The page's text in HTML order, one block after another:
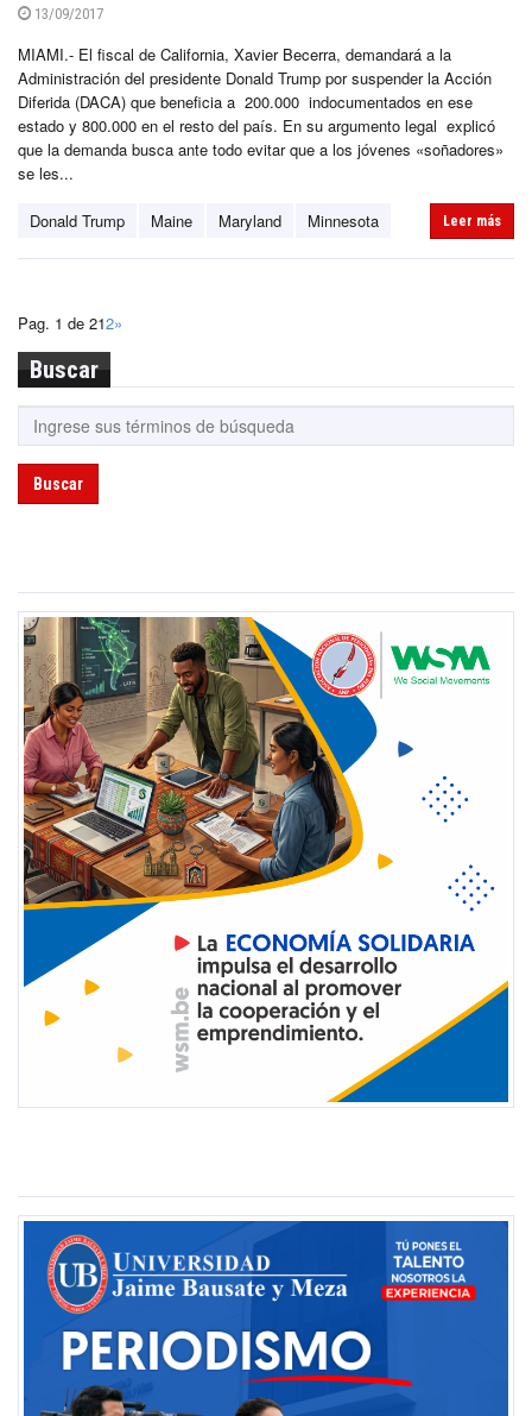
13/09/2017
MIAMI.- El fiscal de California, Xavier Becerra, demandará a la
Administración del presidente Donald Trump por suspender la Acción
Diferida (DACA) que beneficia a 200.000 indocumentados en ese
estado y 800.000 en el resto del país. En su argumento legal explicó
que la demanda busca ante todo evitar que a los jóvenes «soñadores»
se les...
Donald Trump Maine Maryland Minnesota Leer más
Pag. 1 de 212»
Buscar
Buscar